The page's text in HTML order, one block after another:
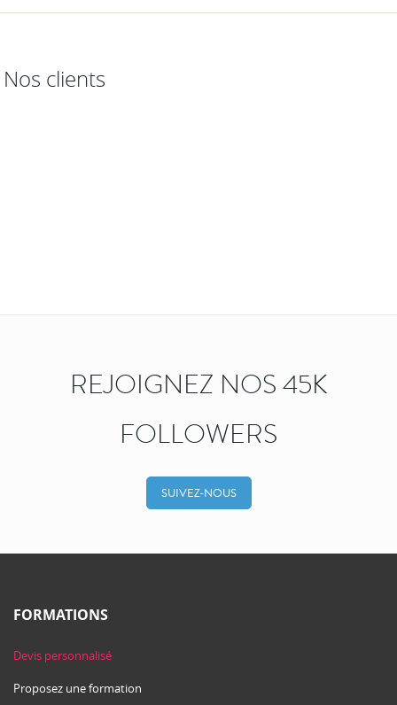
Nos clients
REJOIGNEZ NOS 45K
FOLLOWERS
SUIVEZ-NOUS
FORMATIONS
Devis personnalisé
Proposez une formation